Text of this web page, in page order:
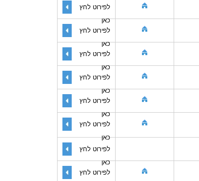
לפירוט לחץ
כאן
לפירוט לחץ
כאן
לפירוט לחץ
כאן
לפירוט לחץ
כאן
לפירוט לחץ
כאן
לפירוט לחץ
כאן
לפירוט לחץ
כאן
לפירוט לחץ